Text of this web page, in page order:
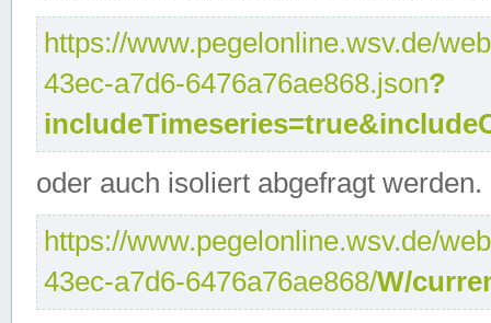
https://www.pegelonline.wsv.de/
43ec-a7d6-6476a76ae868.json?
oder auch isoliert abgefragt werden.
https://www.pegelonline.wsv.de/
43ec-a7d6-6476a76ae868/W/